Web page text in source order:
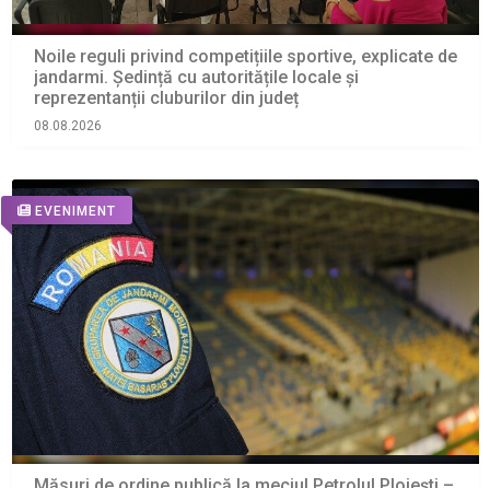
Noile reguli privind competițiile sportive, explicate de
jandarmi. Ședință cu autoritățile locale și
reprezentanții cluburilor din județ
08.08.2026
EVENIMENT